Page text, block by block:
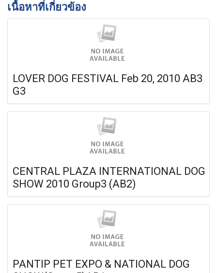
เนื้อหาที่เกี่ยวข้อง
LOVER DOG FESTIVAL Feb 20, 2010 AB3
G3
CENTRAL PLAZA INTERNATIONAL DOG
SHOW 2010 Group3 (AB2)
PANTIP PET EXPO & NATIONAL DOG